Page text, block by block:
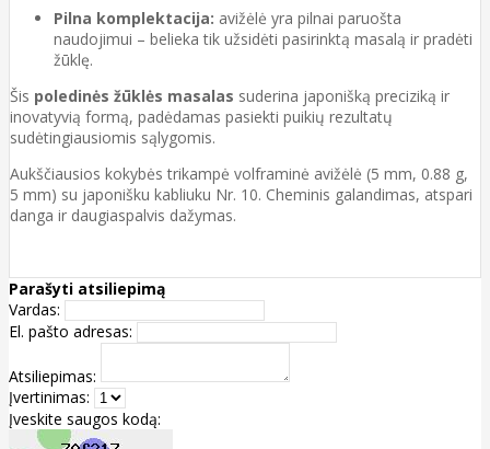
Pilna komplektacija: avižėlė yra pilnai paruošta
naudojimui – belieka tik užsidėti pasirinktą masalą ir pradėti
žūklę.
Šis poledinės žūklės masalas suderina japonišką preciziką ir
inovatyvią formą, padėdamas pasiekti puikių rezultatų
sudėtingiausiomis sąlygomis.
Aukščiausios kokybės trikampė volframinė avižėlė (5 mm, 0.88 g,
5 mm) su japonišku kabliuku Nr. 10. Cheminis galandimas, atspari
danga ir daugiaspalvis dažymas.
Parašyti atsiliepimą
Vardas:
El. pašto adresas:
Atsiliepimas:
Įvertinimas:
Įveskite saugos kodą: